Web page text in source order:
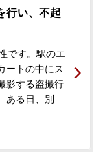
りました。後
絡を受けた依
の扱いに大き
談に来られま
行い、不起
です。駅のエ
ートの中にス
影する盗撮行
る日、別の
に任意同行